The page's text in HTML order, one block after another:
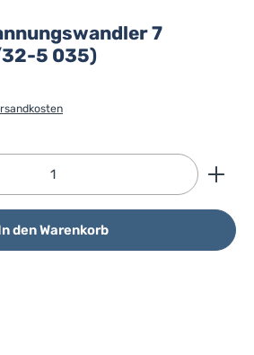
7
5 035)
den gewünschten Wert ein
den Warenkorb